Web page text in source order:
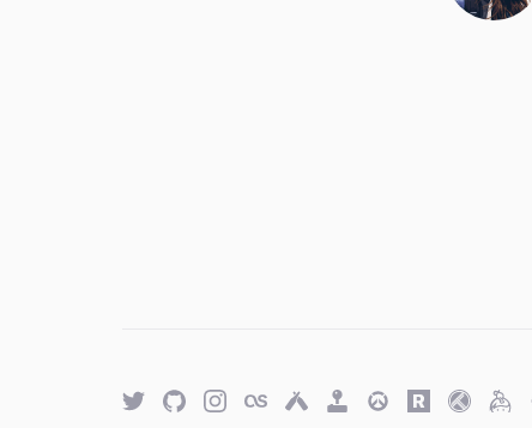
TwitterGitHubTwitterLast.fmUntappd
RetroOverwatch
Rawg.ioTrakt